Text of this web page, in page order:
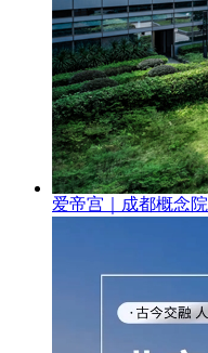
爱帝宫｜成都概念院